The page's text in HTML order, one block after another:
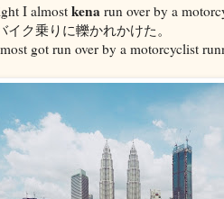
I almost kena run over by a
ク乗りに轢かれかけた。
got run over by a motorcyclist